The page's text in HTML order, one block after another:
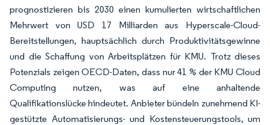
prognostizieren bis 2030 einen kumulierten wirtschaftlichen
Mehrwert von USD 17 Milliarden aus Hyperscale-Cloud-
Bereitstellungen, hauptsächlich durch Produktivitätsgewinne
und die Schaffung von Arbeitsplätzen für KMU. Trotz dieses
Potenzials zeigen OECD-Daten, dass nur 41 % der KMU Cloud
Computing nutzen, was auf eine anhaltende
Qualifikationslücke hindeutet. Anbieter bündeln zunehmend KI-
gestützte Automatisierungs- und Kostensteuerungstools, um